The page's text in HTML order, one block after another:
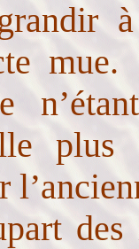
mue.
plus
des